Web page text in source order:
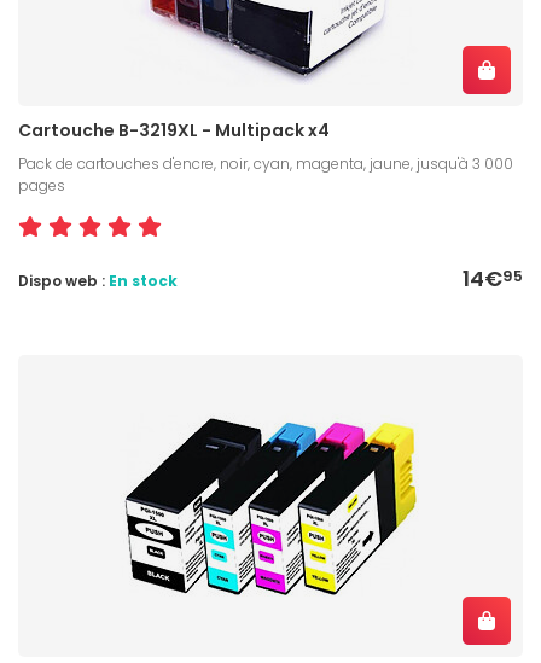
Cartouche B-3219XL - Multipack x4
Pack de cartouches d'encre, noir, cyan, magenta, jaune, jusqu'à 3 000
pages
14€95
Dispo web : En stock